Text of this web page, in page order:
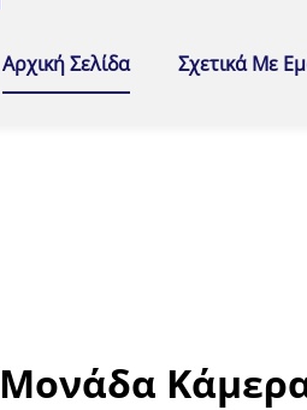
Αρχική Σελίδα Σχετικά Με
Μονάδα